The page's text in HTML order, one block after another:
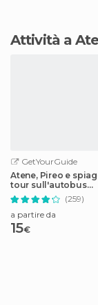
Attività a
GetYourGuide
Atene, Pireo e
tour sull'autobus
panoramico
(259)
a partire da
15€